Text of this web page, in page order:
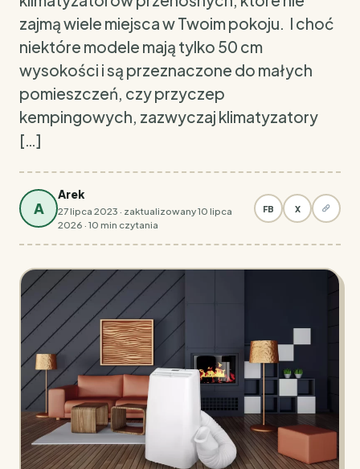
zajmą wiele miejsca w Twoim pokoju. I choć
niektóre modele mają tylko 50 cm
wysokości i są przeznaczone do małych
pomieszczeń, czy przyczep
kempingowych, zazwyczaj klimatyzatory
[…]
A
Arek
27 lipca 2023 · zaktualizowany 10 lipca
2026 · 10 min czytania
FB X